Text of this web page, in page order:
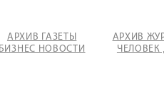
АРХИВ ГАЗЕТЫ
БИЗНЕС НОВОСТИ
АРХИВ
ЧЕЛОВЕК